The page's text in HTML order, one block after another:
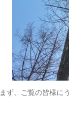
まず、ご覧の皆様に